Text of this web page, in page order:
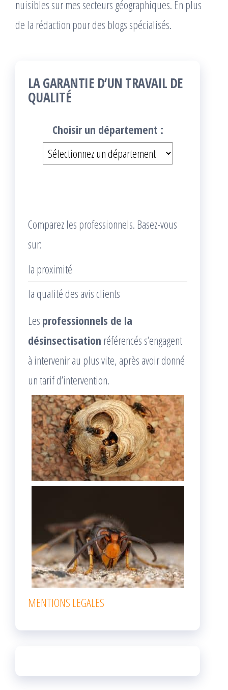
nuisibles sur mes secteurs géographiques. En plus
de la rédaction pour des blogs spécialisés.
LA GARANTIE D’UN TRAVAIL DE
QUALITÉ
Choisir un département :
Comparez les professionnels. Basez-vous
sur:
la proximité
la qualité des avis clients
Les professionnels de la
désinsectisation référencés s’engagent
à intervenir au plus vite, après avoir donné
un tarif d’intervention.
MENTIONS LEGALES